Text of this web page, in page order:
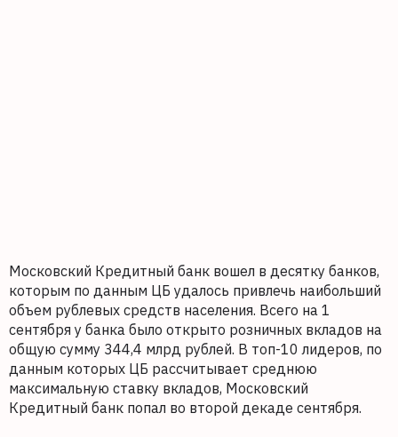
Московский Кредитный банк вошел в десятку банков,
которым по данным ЦБ удалось привлечь наибольший
объем рублевых средств населения. Всего на 1
сентября у банка было открыто розничных вкладов на
общую сумму 344,4 млрд рублей. В топ-10 лидеров, по
данным которых ЦБ рассчитывает среднюю
максимальную ставку вкладов, Московский
Кредитный банк попал во второй декаде сентября.